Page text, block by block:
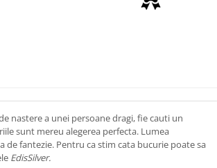
nastere a unei persoane dragi, fie cauti un
sunt mereu alegerea perfecta. Lumea
de fantezie. Pentru ca stim cata bucurie poate sa
EdisSilver.